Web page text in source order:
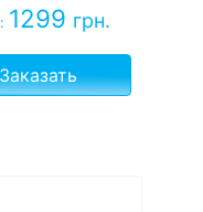
1299 грн.
Заказать